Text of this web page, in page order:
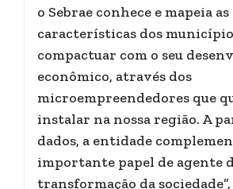
o Sebrae conhece e mapeia as
características dos
compactuar com o seu
econômico, através dos
microempreendedores que
instalar na nossa região. A
dados, a entidade
importante papel de agente
transformação da sociedade”,